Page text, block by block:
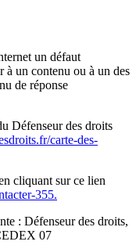
un défaut
à un contenu ou à un des
de réponse
Défenseur des droits
carte-des-
cliquant sur ce lien
355.
: Défenseur des droits,
07